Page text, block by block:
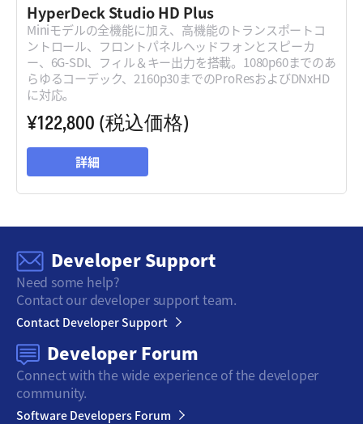
HyperDeck Studio HD Plus
Miniモデルの全機能に加え、高機能のトランスポートコ
ントロール、フロントパネルヘッドフォンとスピーカ
ー、6G-SDI、フィル＆キー出力を搭載。1080p60までのあ
らゆるコーデック、2160p30までのProResおよびDNxHD
に対応。
¥122,800 (税込価格)
詳細
Developer Support
Need some help?
Contact our developer support team.
Contact Developer Support
Developer Forum
Connect with the wide experience of the developer
community.
Software Developers Forum